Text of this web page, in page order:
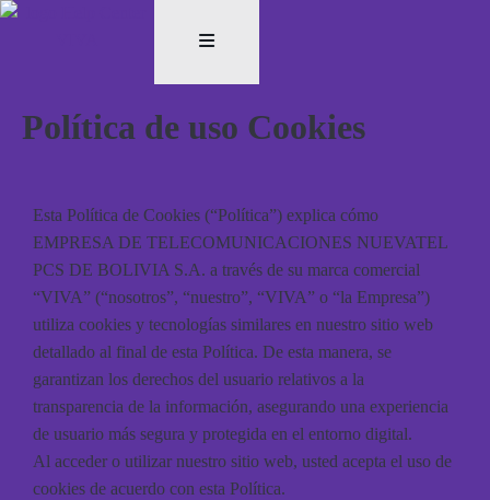
Política de uso Cookies
Esta Política de Cookies (“Política”) explica cómo
EMPRESA DE TELECOMUNICACIONES NUEVATEL
PCS DE BOLIVIA S.A. a través de su marca comercial
“VIVA” (“nosotros”, “nuestro”, “VIVA” o “la Empresa”)
utiliza cookies y tecnologías similares en nuestro sitio web
detallado al final de esta Política. De esta manera, se
garantizan los derechos del usuario relativos a la
transparencia de la información, asegurando una experiencia
de usuario más segura y protegida en el entorno digital.
Al acceder o utilizar nuestro sitio web, usted acepta el uso de
cookies de acuerdo con esta Política.